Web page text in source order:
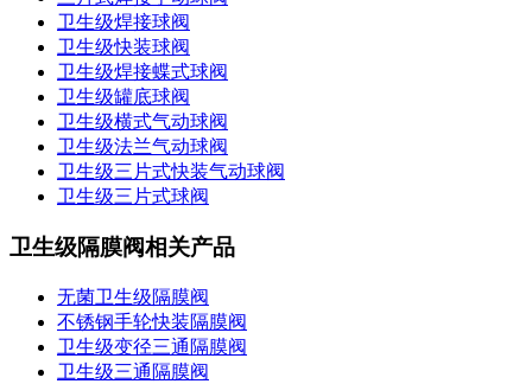
卫生级焊接球阀
卫生级快装球阀
卫生级焊接蝶式球阀
卫生级罐底球阀
卫生级横式气动球阀
卫生级法兰气动球阀
卫生级三片式快装气动球阀
卫生级三片式球阀
卫生级隔膜阀相关产品
无菌卫生级隔膜阀
不锈钢手轮快装隔膜阀
卫生级变径三通隔膜阀
卫生级三通隔膜阀